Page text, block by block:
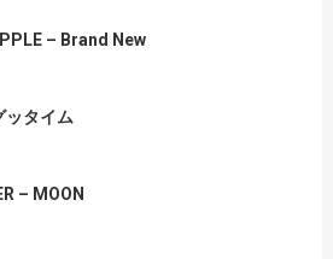
– Brand New
ッタイム
– MOON